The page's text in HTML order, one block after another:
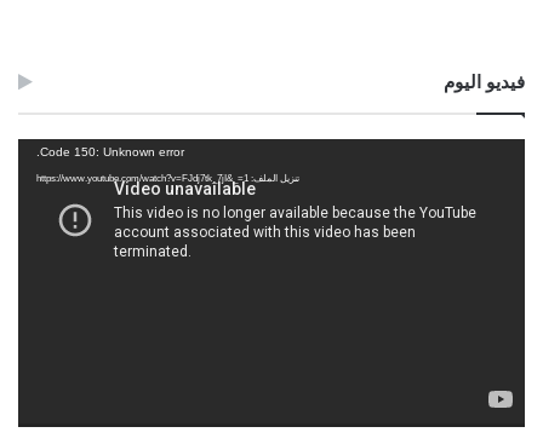
فيديو اليوم
Code 150: Unknown error.
تنزيل الملف: https://www.youtube.com/watch?v=FJdj7tk_7jI&_=1